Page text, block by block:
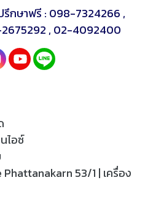
รึกษาฟรี : 098-7324266 ,
, 02-4092400
ไอซ์
53/1 | เครื่อง